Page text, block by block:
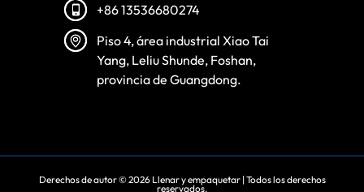
+86 13536680274
Piso 4, área industrial Xiao Tai
Yang, Leliu Shunde, Foshan,
provincia de Guangdong.
Derechos de autor © 2026 Llenar y empaquetar| Todos los derechos
reservados.